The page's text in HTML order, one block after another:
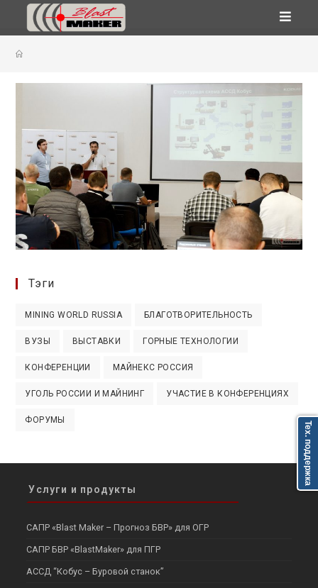
Перейти
Тэги
MINING WORLD RUSSIA БЛАГОТВОРИТЕЛЬНОСТЬ
ВУЗЫ ВЫСТАВКИ ГОРНЫЕ ТЕХНОЛОГИИ
КОНФЕРЕНЦИИ МАЙНЕКС РОССИЯ
УГОЛЬ РОССИИ И МАЙНИНГ УЧАСТИЕ В КОНФЕРЕНЦИЯХ
ФОРУМЫ
Услуги и продукты
САПР «Blast Maker – Прогноз БВР» для ОГР
САПР БВР «BlastMaker» для ПГР
АССД “Кобус – Буровой станок”
Тех. поддержка